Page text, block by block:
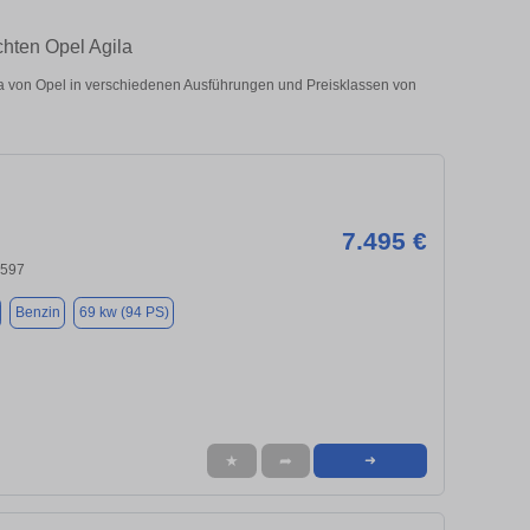
Opel Agila
Opel in verschiedenen Ausführungen und Preisklassen von
7.495 €
Benzin 69 kw (94 PS)
★ ➦ ➜